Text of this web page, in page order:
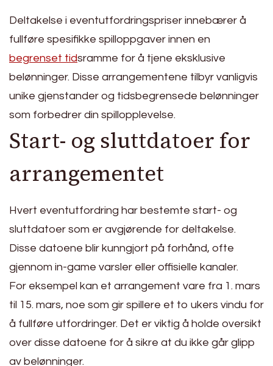
Deltakelse i eventutfordringspriser innebærer å
fullføre spesifikke spilloppgaver innen en
begrenset tidsramme for å tjene eksklusive
belønninger. Disse arrangementene tilbyr vanligvis
unike gjenstander og tidsbegrensede belønninger
som forbedrer din spillopplevelse.
Start- og sluttdatoer for
arrangementet
Hvert eventutfordring har bestemte start- og
sluttdatoer som er avgjørende for deltakelse.
Disse datoene blir kunngjort på forhånd, ofte
gjennom in-game varsler eller offisielle kanaler.
For eksempel kan et arrangement vare fra 1. mars
til 15. mars, noe som gir spillere et to ukers vindu for
å fullføre utfordringer. Det er viktig å holde oversikt
over disse datoene for å sikre at du ikke går glipp
av belønninger.